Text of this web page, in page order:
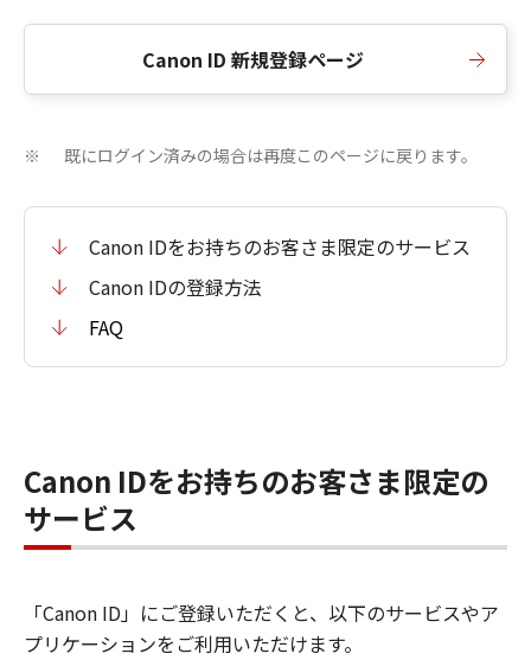
Canon ID 新規登録ページ
※ 既にログイン済みの場合は再度このページに戻ります。
Canon IDをお持ちのお客さま限定のサービス
Canon IDの登録方法
FAQ
Canon IDをお持ちのお客さま限定の
サービス
「Canon ID」にご登録いただくと、以下のサービスやア
プリケーションをご利用いただけます。